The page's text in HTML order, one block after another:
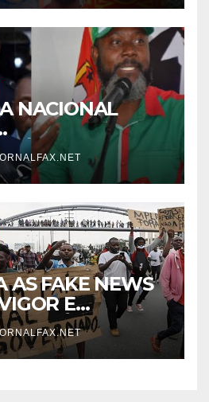
NACIONAL
DE
NO
TÉRMICA” E
AS FAKE NEWS
E
NO